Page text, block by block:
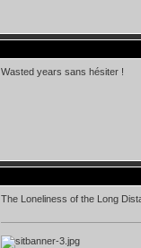
Wasted years sans hésiter !
The Loneliness of the Long